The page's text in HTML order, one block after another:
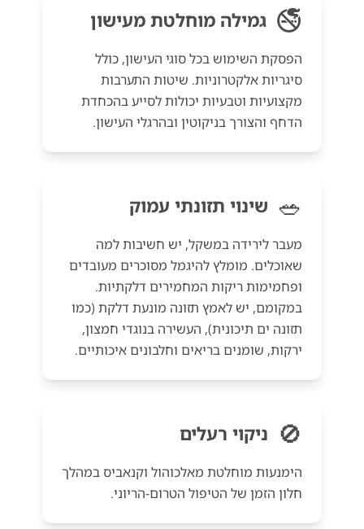
🚭 גמילה מוחלטת מעישון
הפסקת השימוש בכל סוגי העישון, כולל
סיגריות אלקטרוניות. שיטות התערבות
מקצועיות וטבעיות יכולות לסייע בהכחדת
הדחף והצורך בניקוטין ובהרגלי העישון.
🥗 שינוי תזונתי עמוק
מעבר לירידה במשקל, יש חשיבות למה
שאוכלים. מומלץ להיגמל מסוכרים מעובדים
ופחמימות ריקות המחמירים דלקתיות.
במקומם, יש לאמץ תזונה מונעת דלקת (כמו
תזונה ים תיכונית), העשירה בנוגדי חמצון,
ירקות, שומנים בריאים וחלבונים איכותיים.
🚫 ניקוי רעלים
הימנעות מוחלטת מאלכוהול וקנאביס במהלך
חלון הזמן של הטיפול הטרום-הריוני.